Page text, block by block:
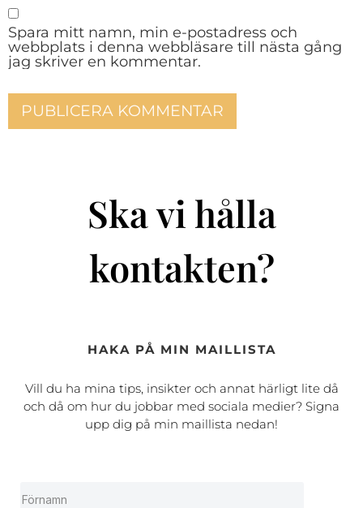
Spara mitt namn, min e-postadress och
webbplats i denna webbläsare till nästa gång
jag skriver en kommentar.
Ska vi hålla
kontakten?
HAKA PÅ MIN MAILLISTA
Vill du ha mina tips, insikter och annat härligt lite då
och då om hur du jobbar med sociala medier? Signa
upp dig på min maillista nedan!